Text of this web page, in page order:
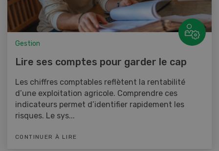
Gestion
Lire ses comptes pour garder le cap
Les chiffres comptables reflètent la rentabilité
d’une exploitation agricole. Comprendre ces
indicateurs permet d’identifier rapidement les
risques. Le sys...
CONTINUER À LIRE